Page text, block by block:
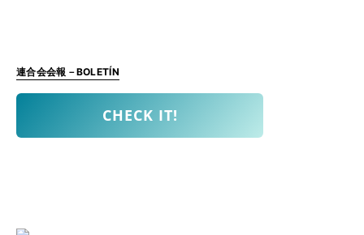
連合会会報－BOLETÍN
CHECK IT!